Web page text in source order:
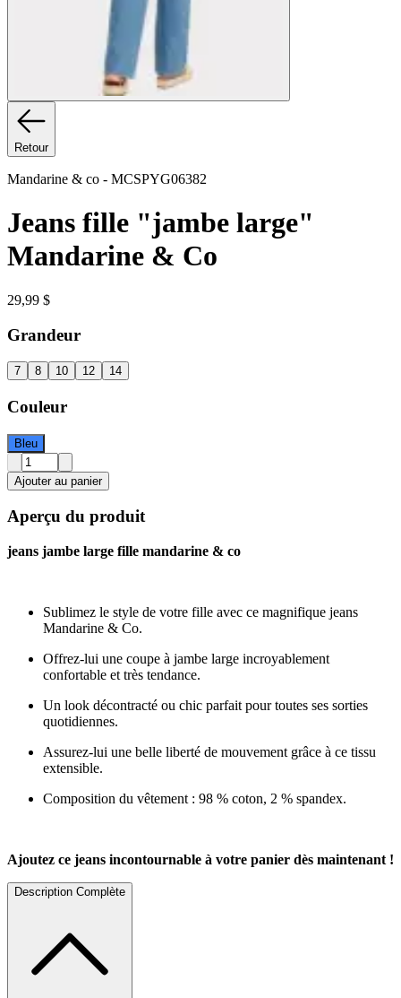
Retour
Mandarine & co - MCSPYG06382
Jeans fille "jambe large"
Mandarine & Co
29,99 $
Grandeur
7 8 10 12 14
Couleur
Bleu
Ajouter au panier
Aperçu du produit
jeans jambe large fille mandarine & co
Sublimez le style de votre fille avec ce magnifique jeans
Mandarine & Co.
Offrez-lui une coupe à jambe large incroyablement
confortable et très tendance.
Un look décontracté ou chic parfait pour toutes ses sorties
quotidiennes.
Assurez-lui une belle liberté de mouvement grâce à ce tissu
extensible.
Composition du vêtement : 98 % coton, 2 % spandex.
Ajoutez ce jeans incontournable à votre panier dès maintenant !
Description Complète